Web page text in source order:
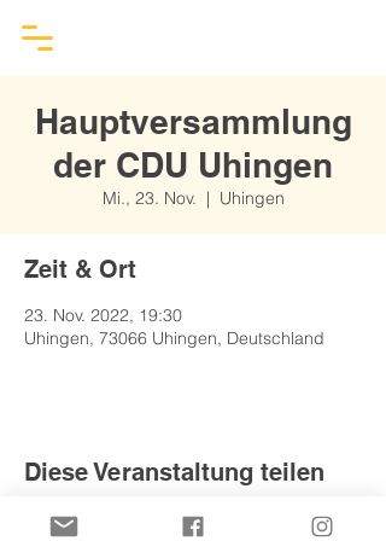
Hauptversammlung
der CDU Uhingen
Mi., 23. Nov.
  |
Uhingen
Zeit & Ort
23. Nov. 2022, 19:30
Uhingen, 73066 Uhingen, Deutschland
Diese Veranstaltung teilen